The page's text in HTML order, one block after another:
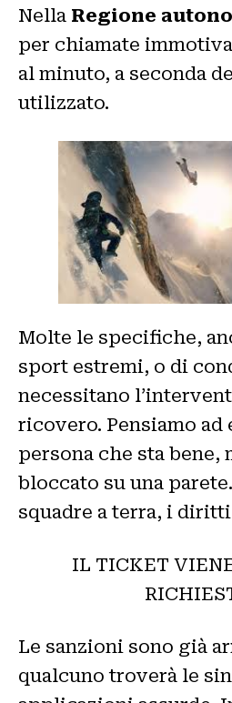
Nella Regione
per chiamate
al minuto, a seconda
utilizzato.
Molte le specifiche,
sport estremi, o di
necessitano
ricovero. Pensiamo ad
persona che sta bene,
bloccato su una
squadre a terra, i
IL TICKET
Le sanzioni sono già
qualcuno troverà le